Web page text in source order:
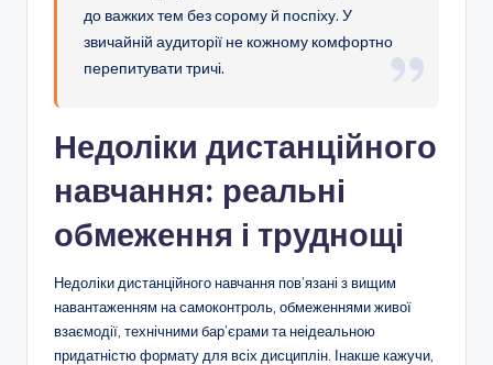
до важких тем без сорому й поспіху. У
звичайній аудиторії не кожному комфортно
перепитувати тричі.
Недоліки дистанційного
навчання: реальні
обмеження і труднощі
Недоліки дистанційного навчання пов’язані з вищим
навантаженням на самоконтроль, обмеженнями живої
взаємодії, технічними бар’єрами та неідеальною
придатністю формату для всіх дисциплін. Інакше кажучи,